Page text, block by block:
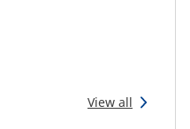
View all